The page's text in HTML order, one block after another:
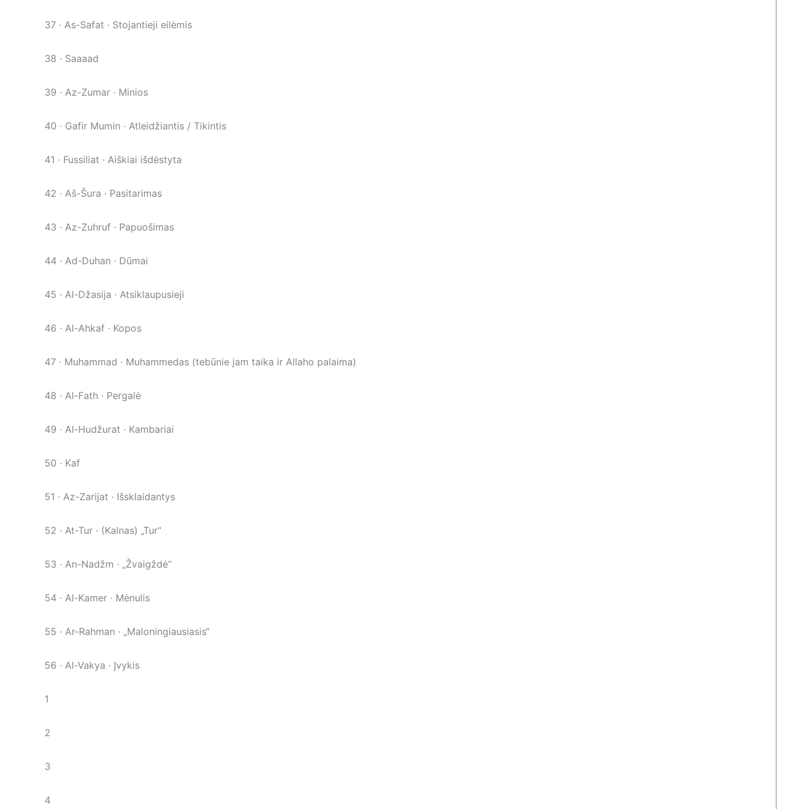
37 · As-Safat · Stojantieji eilėmis
38 · Saaaad
39 · Az-Zumar · Minios
40 · Gafir Mumin · Atleidžiantis / Tikintis
41 · Fussiliat · Aiškiai išdėstyta
42 · Aš-Šura · Pasitarimas
43 · Az-Zuhruf · Papuošimas
44 · Ad-Duhan · Dūmai
45 · Al-Džasija · Atsiklaupusieji
46 · Al-Ahkaf · Kopos
47 · Muhammad · Muhammedas (tebūnie jam taika ir Allaho palaima)
48 · Al-Fath · Pergalė
49 · Al-Hudžurat · Kambariai
50 · Kaf
51 · Az-Zarijat · Išsklaidantys
52 · At-Tur · (Kalnas) „Tur“
53 · An-Nadžm · „Žvaigždė“
54 · Al-Kamer · Mėnulis
55 · Ar-Rahman · „Maloningiausiasis“
56 · Al-Vakya · Įvykis
57 · Al-Hadid · Geležis
58 · Al Mudžadila · Ginčijanti / Besikivirčijanti
59 · Al Hašr · Susirinkimas
60 · Al-Mumtahanah · Bandomoji
1
2
3
4